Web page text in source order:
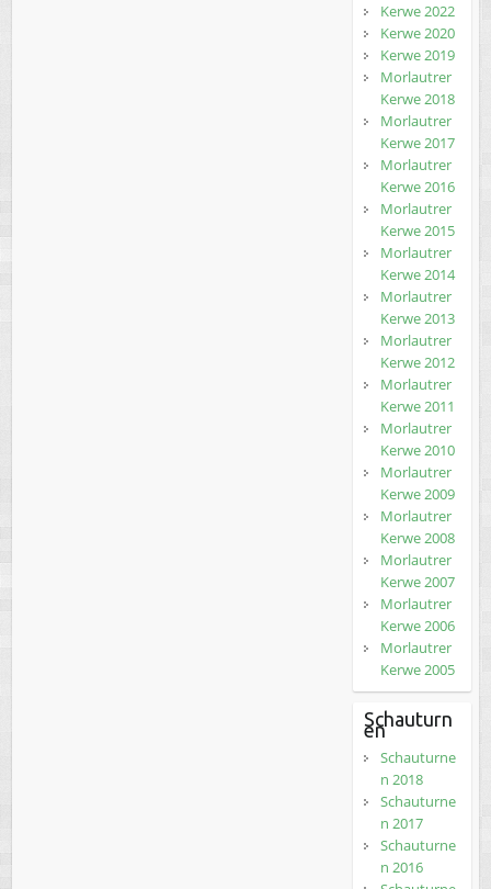
Kerwe 2022
Kerwe 2020
Kerwe 2019
Morlautrer
Kerwe 2018
Morlautrer
Kerwe 2017
Morlautrer
Kerwe 2016
Morlautrer
Kerwe 2015
Morlautrer
Kerwe 2014
Morlautrer
Kerwe 2013
Morlautrer
Kerwe 2012
Morlautrer
Kerwe 2011
Morlautrer
Kerwe 2010
Morlautrer
Kerwe 2009
Morlautrer
Kerwe 2008
Morlautrer
Kerwe 2007
Morlautrer
Kerwe 2006
Morlautrer
Kerwe 2005
Schauturn
en
Schauturne
n 2018
Schauturne
n 2017
Schauturne
n 2016